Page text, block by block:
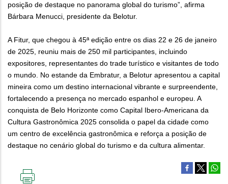
posição de destaque no panorama global do turismo”, afirma
Bárbara Menucci, presidente da Belotur.
A Fitur, que chegou à 45ª edição entre os dias 22 e 26 de janeiro
de 2025, reuniu mais de 250 mil participantes, incluindo
expositores, representantes do trade turístico e visitantes de todo
o mundo. No estande da Embratur, a Belotur apresentou a capital
mineira como um destino internacional vibrante e surpreendente,
fortalecendo a presença no mercado espanhol e europeu. A
conquista de Belo Horizonte como Capital Ibero-Americana da
Cultura Gastronômica 2025 consolida o papel da cidade como
um centro de excelência gastronômica e reforça a posição de
destaque no cenário global do turismo e da cultura alimentar.